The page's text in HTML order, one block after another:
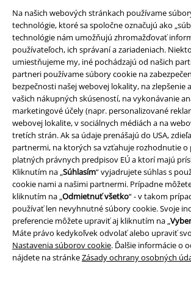
Na našich webových stránkach používame
technológie, ktoré sa spoločne označujú ako
technológie nám umožňujú zhromažďovať
používateľoch, ich správaní a zariadeniach.
umiestňujeme my, iné pochádzajú od našich
partneri používame súbory cookie na
bezpečnosti našej webovej lokality, na zlepšenie
vašich nákupných skúseností, na vykonávanie
marketingové účely (napr. personalizované
webovej lokalite, v sociálnych médiách a na
tretích strán. Ak sa údaje prenášajú do USA,
partnermi, na ktorých sa vzťahuje rozhodnutie
platných právnych predpisov EÚ a ktorí majú
Kliknutím na „ Súhlasím“ vyjadrujete súhlas s
cookie nami a našimi partnermi. Prípadne
kliknutím na „ Odmietnuť všetko“ - v takom
používať len nevyhnutné súbory cookie. Svoje
preferencie môžete upraviť aj kliknutím na „
Máte právo kedykoľvek odvolať alebo upraviť
Nastavenia súborov cookie. Ďalšie informácie o
nájdete na stránkeZásady ochrany osobných
Právne informácie
Podmienky
Imprint
Ochrana osobných údajov
Likvidácia odpadu a ochrana životného
Vyhlásenie o zhode